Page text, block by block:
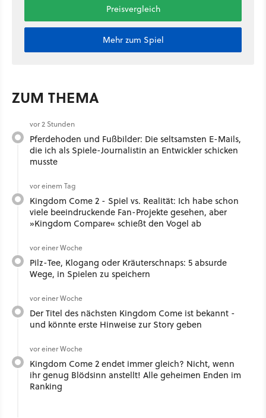
Preisvergleich
Mehr zum Spiel
ZUM THEMA
vor 2 Stunden
Pferdehoden und Fußbilder: Die seltsamsten E-Mails,
die ich als Spiele-Journalistin an Entwickler schicken
musste
vor einem Tag
Kingdom Come 2 - Spiel vs. Realität: Ich habe schon
viele beeindruckende Fan-Projekte gesehen, aber
»Kingdom Compare« schießt den Vogel ab
vor einer Woche
Pilz-Tee, Klogang oder Kräuterschnaps: 5 absurde
Wege, in Spielen zu speichern
vor einer Woche
Der Titel des nächsten Kingdom Come ist bekannt -
und könnte erste Hinweise zur Story geben
vor einer Woche
Kingdom Come 2 endet immer gleich? Nicht, wenn
ihr genug Blödsinn anstellt! Alle geheimen Enden im
Ranking